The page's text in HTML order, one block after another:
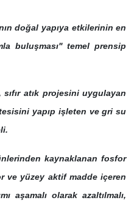
doğal yapıya etkilerinin en
buluşması" temel prensip
atık projesini uygulayan
yapıp işleten ve gri su
kaynaklanan fosfor
ve yüzey aktif madde içeren
aşamalı olarak azaltılmalı,